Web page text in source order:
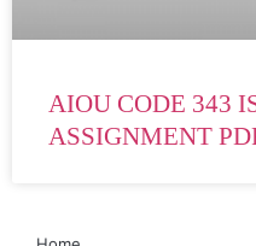
AIOU CODE 343
ASSIGNMENT